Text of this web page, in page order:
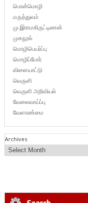
பொன்மொழி
மருத்துவம்
மு.இராமகிருட்டிணன்
முகநூல்
மொழிபெயர்ப்பு
மொழிப்போர்
விளையாட்டு
வெருளி
வெருளி அறிவியல்
வேலைவாய்ப்பு
வேளாண்மை
Archives